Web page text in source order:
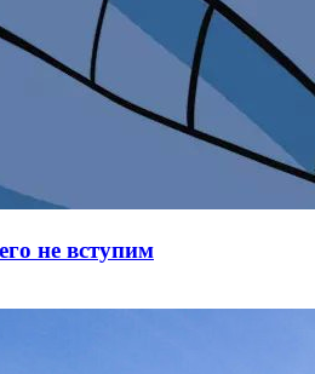
не вступим